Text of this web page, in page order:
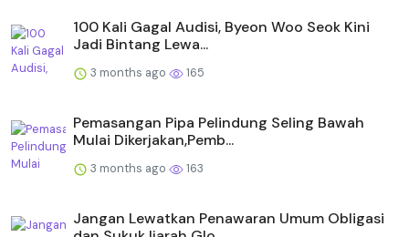
100 Kali Gagal Audisi, Byeon Woo Seok Kini
Jadi Bintang Lewa...
3 months ago 165
Pemasangan Pipa Pelindung Seling Bawah
Mulai Dikerjakan,Pemb...
3 months ago 163
Jangan Lewatkan Penawaran Umum Obligasi